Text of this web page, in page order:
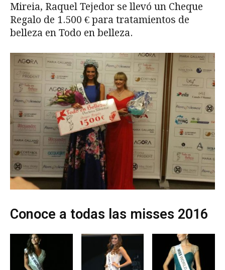
Mireia, Raquel Tejedor se llevó un Cheque
Regalo de 1.500 € para tratamientos de
belleza en Todo en belleza.
Conoce a todas las misses 2016